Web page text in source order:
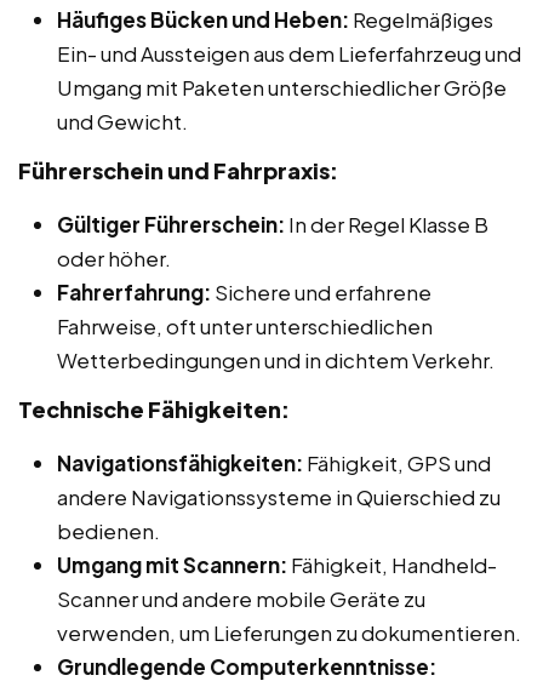
Häufiges Bücken und Heben: Regelmäßiges
Ein- und Aussteigen aus dem Lieferfahrzeug und
Umgang mit Paketen unterschiedlicher Größe
und Gewicht.
Führerschein und Fahrpraxis:
Gültiger Führerschein: In der Regel Klasse B
oder höher.
Fahrerfahrung: Sichere und erfahrene
Fahrweise, oft unter unterschiedlichen
Wetterbedingungen und in dichtem Verkehr.
Technische Fähigkeiten:
Navigationsfähigkeiten: Fähigkeit, GPS und
andere Navigationssysteme in Quierschied zu
bedienen.
Umgang mit Scannern: Fähigkeit, Handheld-
Scanner und andere mobile Geräte zu
verwenden, um Lieferungen zu dokumentieren.
Grundlegende Computerkenntnisse: